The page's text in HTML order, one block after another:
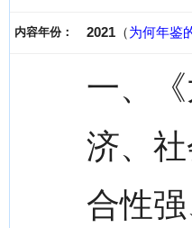
内容年份： 2021 （为何年鉴
一、
济、
合性